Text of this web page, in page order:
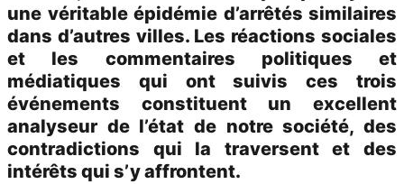
une véritable épidémie d’arrêtés similaires
dans d’autres villes. Les réactions sociales
et les commentaires politiques et
médiatiques qui ont suivis ces trois
événements constituent un excellent
analyseur de l’état de notre société, des
contradictions qui la traversent et des
intérêts qui s’y affrontent.